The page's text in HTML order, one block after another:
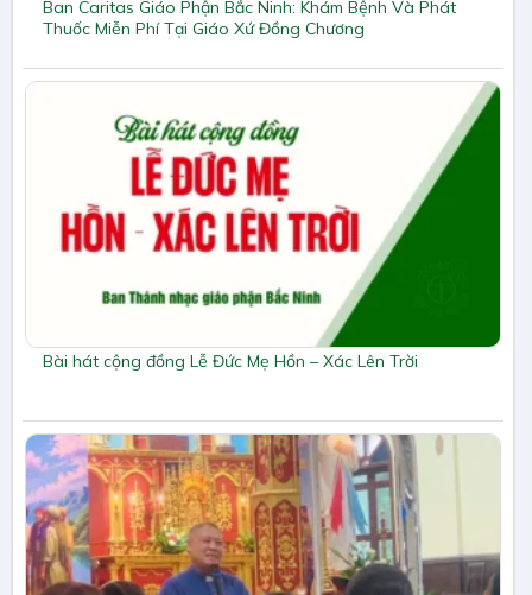
Ban Caritas Giáo Phận Bắc Ninh: Khám Bệnh Và Phát
Thuốc Miễn Phí Tại Giáo Xứ Đồng Chương
Bài hát cộng đồng Lễ Đức Mẹ Hồn – Xác Lên Trời